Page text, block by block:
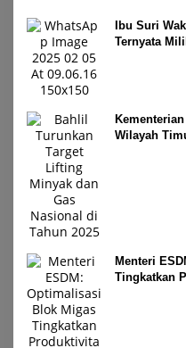
Ibu Suri
Ternyata
Wilayah
Menteri
Tingkatkan